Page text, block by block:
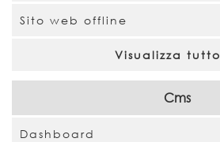
Sito web offline
Visualizza tutto
Cms
Dashboard